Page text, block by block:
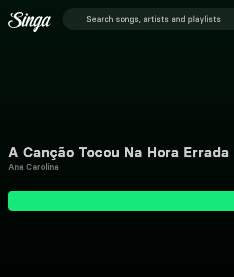
A Canção Tocou Na Hora Errada
Ana Carolina